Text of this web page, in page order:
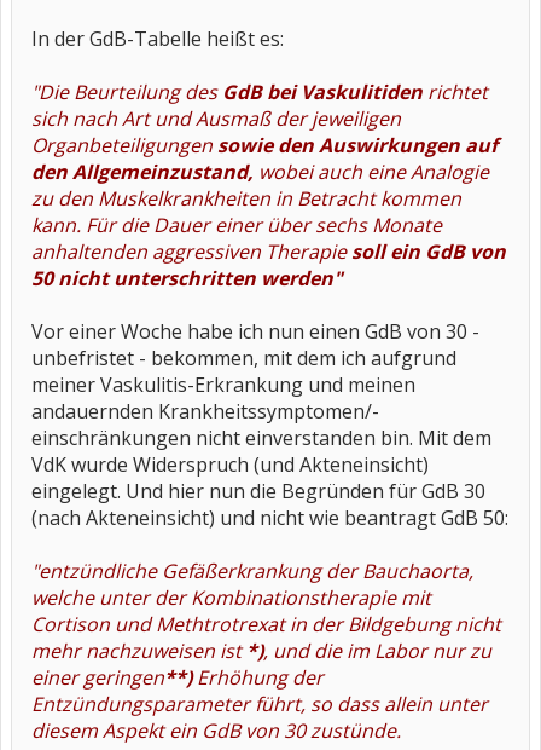
In der GdB-Tabelle heißt es:
"Die Beurteilung des GdB bei Vaskulitiden richtet
sich nach Art und Ausmaß der jeweiligen
Organbeteiligungen sowie den Auswirkungen auf
den Allgemeinzustand, wobei auch eine Analogie
zu den Muskelkrankheiten in Betracht kommen
kann. Für die Dauer einer über sechs Monate
anhaltenden aggressiven Therapiesoll ein GdB von
50 nicht unterschritten werden"
Vor einer Woche habe ich nun einen GdB von 30 -
unbefristet - bekommen, mit dem ich aufgrund
meiner Vaskulitis-Erkrankung und meinen
andauernden Krankheitssymptomen/-
einschränkungen nicht einverstanden bin. Mit dem
VdK wurde Widerspruch (und Akteneinsicht)
eingelegt. Und hier nun die Begründen für GdB 30
(nach Akteneinsicht) und nicht wie beantragt GdB 50:
"entzündliche Gefäßerkrankung der Bauchaorta,
welche unter der Kombinationstherapie mit
Cortison und Methtrotrexat in der Bildgebung nicht
mehr nachzuweisen ist*), und die im Labor nur zu
einer geringen**)Erhöhung der
Entzündungsparameter führt, so dass allein unter
diesem Aspekt ein GdB von 30 zustünde.